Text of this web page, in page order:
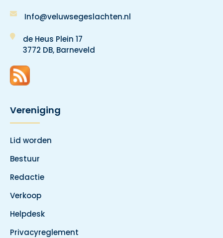
Info@veluwsegeslachten.nl
de Heus Plein 17
3772 DB, Barneveld
Vereniging
Lid worden
Bestuur
Redactie
Verkoop
Helpdesk
Privacyreglement